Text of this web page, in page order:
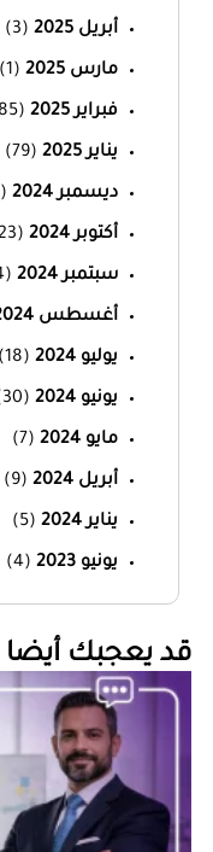
أبريل 2025 (3)
مارس 2025 (1)
فبراير 2025 (85)
يناير 2025 (79)
ديسمبر 2024 (2)
أكتوبر 2024 (23)
سبتمبر 2024 (4)
أغسطس 2024
يوليو 2024 (18)
يونيو 2024 (30)
مايو 2024 (7)
أبريل 2024 (9)
يناير 2024 (5)
يونيو 2023 (4)
‏قد يعجبك أيضا‏